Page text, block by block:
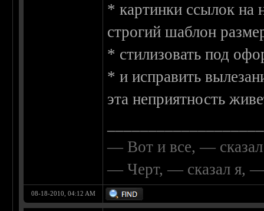
* картинки ссылок на
строгий шаблон
* стилизовать под
* и исправить
эта неприятность
— Вот и все, —
— Черт, — сказал я, —
08-18-2010, 04:12 AM